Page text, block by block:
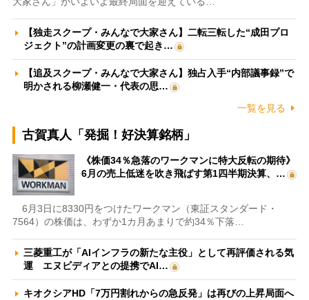
【独走スクープ・みんなで大家さん】二転三転した“成田プロ
ジェクト”の計画変更の裏で起き…
【追及スクープ・みんなで大家さん】独占入手“内部議事録”で
明かされる柳瀬健一・代表の思…
一覧を見る
古賀真人「発掘！好決算銘柄」
《株価34％急落のワークマンに特大反転の期待》
6月の売上低迷を吹き飛ばす第1四半期決算、…
6月3日に8330円をつけたワークマン（東証スタンダード・
7564）の株価は、わずか1カ月あまりで約34％下落…
三菱重工が「AIインフラの新たな主役」として再評価される気
運 エヌビディアとの提携でAI…
キオクシアHD「7万円割れからの急反発」は再びの上昇局面へ